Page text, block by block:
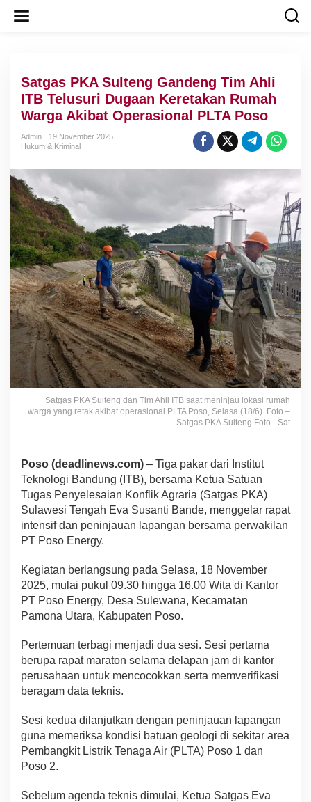
Satgas PKA Sulteng Gandeng Tim Ahli
ITB Telusuri Dugaan Keretakan Rumah
Warga Akibat Operasional PLTA Poso
Admin
19 November 2025
Hukum & Kriminal
Satgas PKA Sulteng dan Tim Ahli ITB saat meninjau lokasi rumah
warga yang retak akibat operasional PLTA Poso, Selasa (18/6). Foto –
Satgas PKA Sulteng Foto - Sat
Poso (deadlinews.com) – Tiga pakar dari Institut
Teknologi Bandung (ITB), bersama Ketua Satuan
Tugas Penyelesaian Konflik Agraria (Satgas PKA)
Sulawesi Tengah Eva Susanti Bande, menggelar rapat
intensif dan peninjauan lapangan bersama perwakilan
PT Poso Energy.
Kegiatan berlangsung pada Selasa, 18 November
2025, mulai pukul 09.30 hingga 16.00 Wita di Kantor
PT Poso Energy, Desa Sulewana, Kecamatan
Pamona Utara, Kabupaten Poso.
Pertemuan terbagi menjadi dua sesi. Sesi pertama
berupa rapat maraton selama delapan jam di kantor
perusahaan untuk mencocokkan serta memverifikasi
beragam data teknis.
Sesi kedua dilanjutkan dengan peninjauan lapangan
guna memeriksa kondisi batuan geologi di sekitar area
Pembangkit Listrik Tenaga Air (PLTA) Poso 1 dan
Poso 2.
Sebelum agenda teknis dimulai, Ketua Satgas Eva